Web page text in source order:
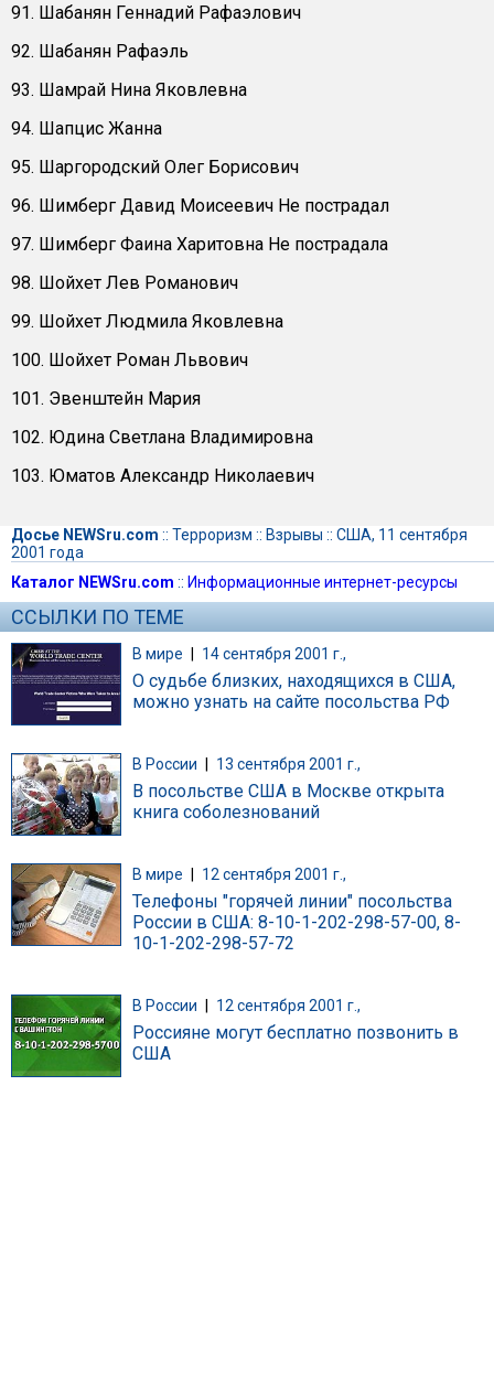
91. Шабанян Геннадий Рафаэлович
92. Шабанян Рафаэль
93. Шамрай Нина Яковлевна
94. Шапцис Жанна
95. Шаргородский Олег Борисович
96. Шимберг Давид Моисеевич Не пострадал
97. Шимберг Фаина Харитовна Не пострадала
98. Шойхет Лев Романович
99. Шойхет Людмила Яковлевна
100. Шойхет Роман Львович
101. Эвенштейн Мария
102. Юдина Светлана Владимировна
103. Юматов Александр Николаевич
Досье NEWSru.com :: Терроризм :: Взрывы :: США, 11 сентября
2001 года
Каталог NEWSru.com :: Информационные интернет-ресурсы
ССЫЛКИ ПО ТЕМЕ
В мире | 14 сентября 2001 г.,
О судьбе близких, находящихся в США,
можно узнать на сайте посольства РФ
В России 13 сентября 2001 г.,
В посольстве США в Москве открыта
книга соболезнований
В мире 12 сентября 2001 г.,
Телефоны "горячей линии" посольства
России в США: 8-10-1-202-298-57-00, 8-
10-1-202-298-57-72
В России 12 сентября 2001 г.,
Россияне могут бесплатно позвонить в
США